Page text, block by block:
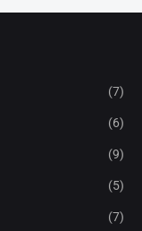
(7)
(6)
(9)
(5)
(7)